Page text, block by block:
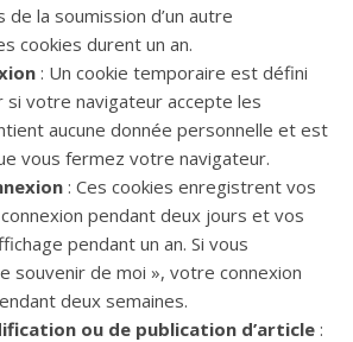
la soumission d’un autre
cookies durent un an.
: Un cookie temporaire est défini
votre navigateur accepte les
aucune donnée personnelle et est
vous fermez votre navigateur.
: Ces cookies enregistrent vos
pendant deux jours et vos
pendant un an. Si vous
souvenir de moi », votre connexion
deux semaines.
ou de publication d’article :